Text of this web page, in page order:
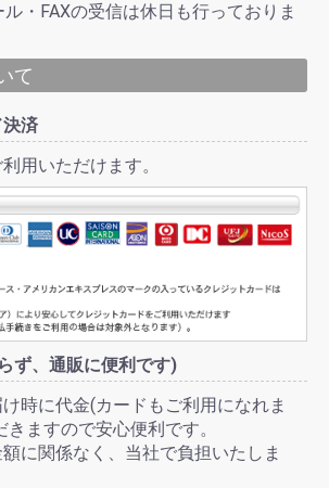
・FAXの受信は休日も行っておりま
て
済
用いただけます。
ず、通販に便利です)
時に代金(カードもご利用になれま
ますので安心便利です。
に関係なく、当社で負担いたしま